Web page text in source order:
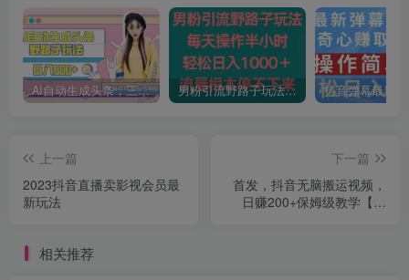
AI自动生成头条，三天必起号，三分钟轻松发布内容，复制粘贴，保姆级教… 男粉引流野路子玩法，每天操作半小时轻松日入1000＋，流量根本停不下来
上一篇
2023抖音直播卖影视会员最
新玩法
下一篇
首发，抖音无脑搬运视频，
日赚200+保姆级教学【揭
相关推荐